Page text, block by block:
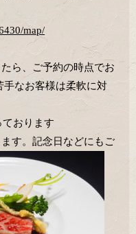
map/
ら、ご予約の時点でお
手なお客様は柔軟に対
ております
す。記念日などにもご